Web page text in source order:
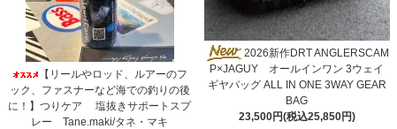
【リールやロッド、ルアーのフ
ック、ファスナーなど海での釣りの後
に！】つりケア 塩抜きサポートスプ
レー Tane.maki/タネ・マキ
2026新作DRT ANGLERSCAM
P×JAGUY オールインワン 3ウェイ
ギヤバッグ ALL IN ONE 3WAY GEAR
BAG
23,500円(税込25,850円)